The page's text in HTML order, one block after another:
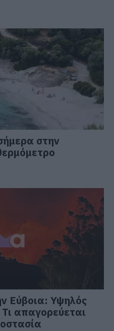
στην
Εύβοια: Υψηλός
απαγορεύεται